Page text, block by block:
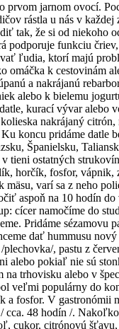
jarnom ovocí.
rástla u nás v
tak, že si od niekoho
podporuje funkciu
ľudia, ktorí majú
k cestovinám
a nakrájanú
alebo k bielemu
kurací vývar alebo
nakrájaný
koncu pridáme datle
Španielsku,
tieni ostatných
horčík, fosfor,
varí sa z neho
aspoň na 10 hodín
cícer namočíme do
Pridáme sézamovu
dať hummusu
, pastu z
alebo pokiaľ nie sú
trhovisku alebo v
veľmi populárny do
fosfor. V gastronómii
cca. 48 hodín /.
cukor, citrónovú